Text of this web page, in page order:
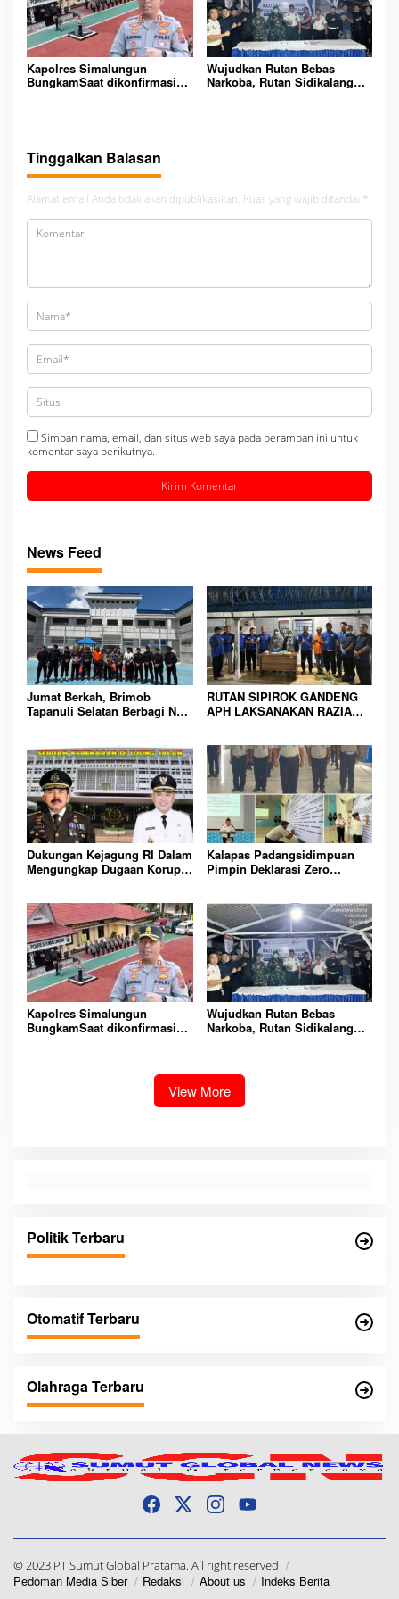
Kapolres Simalungun
BungkamSaat dikonfirmasi
Wujudkan Rutan Bebas
Narkoba, Rutan Sidikalang
Tinggalkan Balasan
Alamat email Anda tidak akan dipublikasikan. Ruas yang wajib ditandai *
Simpan nama, email, dan situs web saya pada peramban ini untuk
komentar saya berikutnya.
News Feed
Jumat Berkah, Brimob
Tapanuli Selatan Berbagi Nasi
RUTAN SIPIROK GANDENG
APH LAKSANAKAN RAZIA
LINGKUNGAN
PEMASYARAKATAN YANG
AMAN
Dukungan Kejagung RI Dalam
Mengungkap Dugaan Korupsi
Dan Tangkap!
Kalapas Padangsidimpuan
Pimpin Deklarasi Zero
Padangsidimpuan
Kapolres Simalungun
BungkamSaat dikonfirmasi
Dikecamatan gunung malela
Wujudkan Rutan Bebas
Narkoba, Rutan Sidikalang
View More
Politik Terbaru
Otomatif Terbaru
Olahraga Terbaru
© 2023 PT Sumut Global Pratama. All right reserved
Pedoman Media Siber Redaksi About us Indeks Berita